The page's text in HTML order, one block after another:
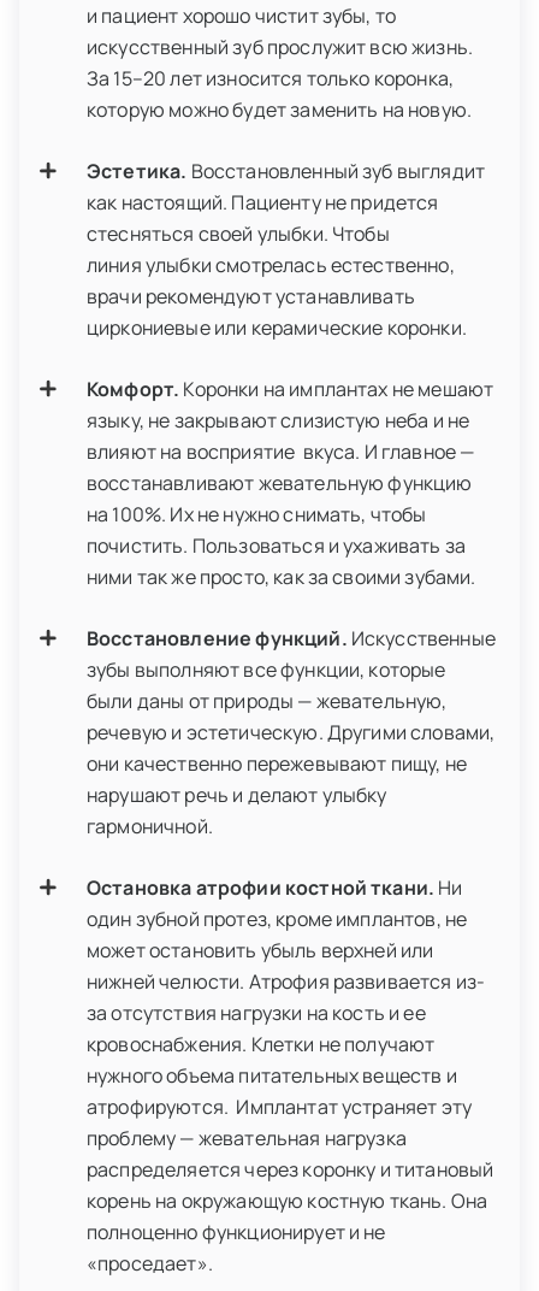
и пациент хорошо чистит зубы, то
искусственный зуб прослужит всю жизнь.
За 15–20 лет износится только коронка,
которую можно будет заменить на новую.
Эстетика. Восстановленный зуб выглядит
как настоящий. Пациенту не придется
стесняться своей улыбки. Чтобы
линия улыбки смотрелась естественно,
врачи рекомендуют устанавливать
циркониевые или керамические коронки.
Комфорт. Коронки на имплантах не мешают
языку, не закрывают слизистую неба и не
влияют на восприятие вкуса. И главное —
восстанавливают жевательную функцию
на 100%. Их не нужно снимать, чтобы
почистить. Пользоваться и ухаживать за
ними так же просто, как за своими зубами.
Восстановление функций. Искусственные
зубы выполняют все функции, которые
были даны от природы — жевательную,
речевую и эстетическую. Другими словами,
они качественно пережевывают пищу, не
нарушают речь и делают улыбку
гармоничной.
Остановка атрофии костной ткани. Ни
один зубной протез, кроме имплантов, не
может остановить убыль верхней или
нижней челюсти. Атрофия развивается из-
за отсутствия нагрузки на кость и ее
кровоснабжения. Клетки не получают
нужного объема питательных веществ и
атрофируются. Имплантат устраняет эту
проблему — жевательная нагрузка
распределяется через коронку и титановый
корень на окружающую костную ткань. Она
полноценно функционирует и не
«проседает».